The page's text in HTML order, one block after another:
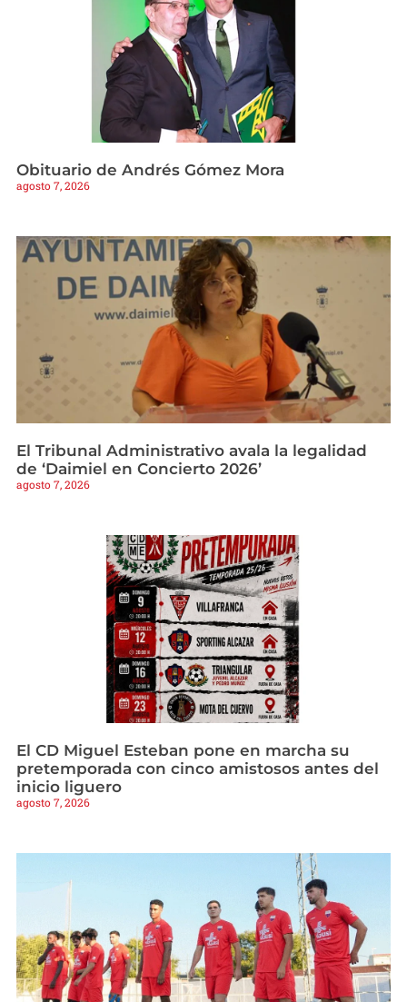
Obituario de Andrés Gómez Mora
agosto 7, 2026
El Tribunal Administrativo avala la legalidad
de ‘Daimiel en Concierto 2026’
agosto 7, 2026
El CD Miguel Esteban pone en marcha su
pretemporada con cinco amistosos antes del
inicio liguero
agosto 7, 2026